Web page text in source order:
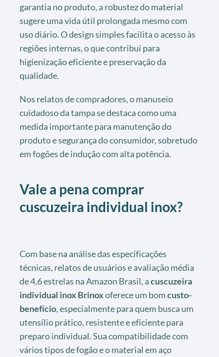
garantia no produto, a robustez do material
sugere uma vida útil prolongada mesmo com
uso diário. O design simples facilita o acesso às
regiões internas, o que contribui para
higienização eficiente e preservação da
qualidade.
Nos relatos de compradores, o manuseio
cuidadoso da tampa se destaca como uma
medida importante para manutenção do
produto e segurança do consumidor, sobretudo
em fogões de indução com alta potência.
Vale a pena comprar
cuscuzeira individual inox?
Com base na análise das especificações
técnicas, relatos de usuários e avaliação média
de 4,6 estrelas na Amazon Brasil, acuscuzeira
individual inox Brinoxoferece um bomcusto-
benefício, especialmente para quem busca um
utensílio prático, resistente e eficiente para
preparo individual. Sua compatibilidade com
vários tipos de fogão e o material em aço